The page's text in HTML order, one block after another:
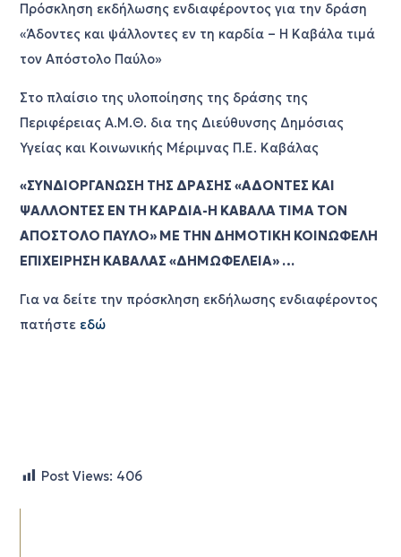
Πρόσκληση εκδήλωσης ενδιαφέροντος για την δράση
«Άδοντες και ψάλλοντες εν τη καρδία – Η Καβάλα τιμά
τον Απόστολο Παύλο»
Στο πλαίσιο της υλοποίησης της δράσης της
Περιφέρειας Α.Μ.Θ. δια της Διεύθυνσης Δημόσιας
Υγείας και Κοινωνικής Μέριμνας Π.Ε. Καβάλας
«ΣΥΝΔΙΟΡΓΑΝΩΣΗ ΤΗΣ ΔΡΑΣΗΣ «ΑΔΟΝΤΕΣ ΚΑΙ
ΨΑΛΛΟΝΤΕΣ ΕΝ ΤΗ ΚΑΡΔΙΑ-Η ΚΑΒΑΛΑ ΤΙΜΑ ΤΟΝ
ΑΠΟΣΤΟΛΟ ΠΑΥΛΟ» ΜΕ ΤΗΝ ΔΗΜΟΤΙΚΗ ΚΟΙΝΩΦΕΛΗ
ΕΠΙΧΕΙΡΗΣΗ ΚΑΒΑΛΑΣ «ΔΗΜΩΦΕΛΕΙΑ» …
Για να δείτε την πρόσκληση εκδήλωσης ενδιαφέροντος
πατήστε εδώ
Post Views: 406